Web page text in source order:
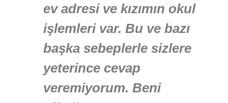
ev adresi ve kızımın okul
işlemleri var. Bu ve bazı
başka sebeplerle sizlere
yeterince cevap
veremiyorum. Beni